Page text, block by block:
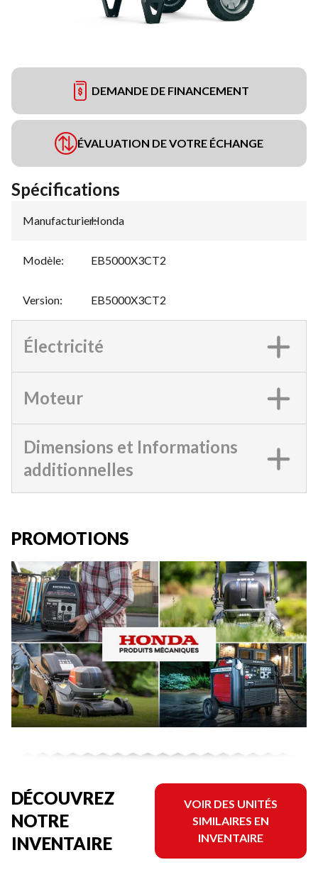
DEMANDE DE FINANCEMENT
ÉVALUATION DE VOTRE ÉCHANGE
Spécifications
Manufacturier:
Honda
Modèle: EB5000X3CT2
Version: EB5000X3CT2
Électricité
Moteur
Dimensions et Informations
additionnelles
PROMOTIONS
DÉCOUVREZ
NOTRE
INVENTAIRE
VOIR DES UNITÉS
SIMILAIRES EN
INVENTAIRE